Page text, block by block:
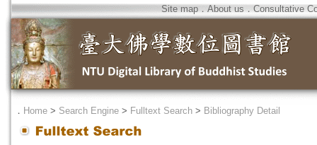
Site map．About us ． Consultative
． Home > Search Engine > Fulltext Search > Bibliography Detail